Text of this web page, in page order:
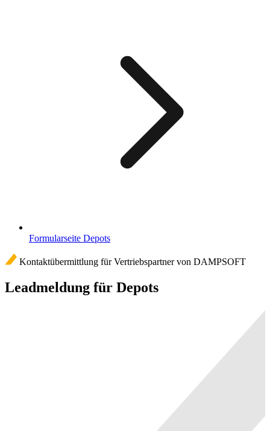
Formularseite Depots
Kontaktübermittlung für Vertriebspartner von DAMPSOFT
Leadmeldung für Depots